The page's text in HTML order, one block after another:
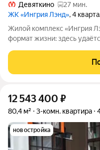
Девяткино
27 мин.
ЖК «Ингрия Лэнд», 4
Жилой комплекс «Ингрия
формат жизни: здесь
спокойную, уединённую
квартир помогут
12 543 400 ₽
80,4 м² 3-комн. квартира
новостройка